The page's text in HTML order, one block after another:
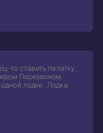
то ставить палатку.
Перезвоном.
лодке. Лодка